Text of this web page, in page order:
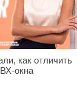
как отличить
окна